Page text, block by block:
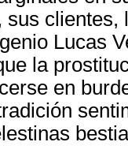
sus
Lucas
la
en